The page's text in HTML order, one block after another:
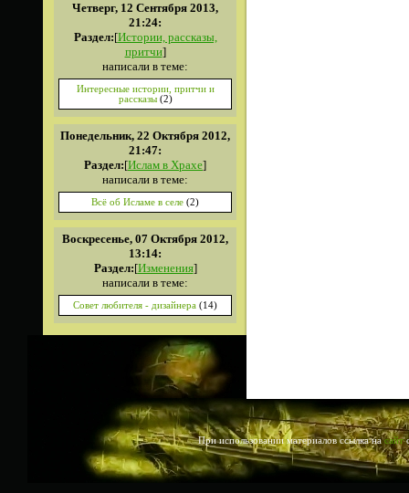
Четверг, 12 Сентября 2013,
21:24:
Раздел:[Истории, рассказы,
притчи]
написали в теме:
Интересные истории, притчи и
рассказы (2)
Понедельник, 22 Октября 2012,
21:47:
Раздел:[Ислам в Храхе]
написали в теме:
Всё об Исламе в селе (2)
Воскресенье, 07 Октября 2012,
13:14:
Раздел:[Изменения]
написали в теме:
Совет любителя - дизайнера (14)
При использовании материалов ссылка насайт